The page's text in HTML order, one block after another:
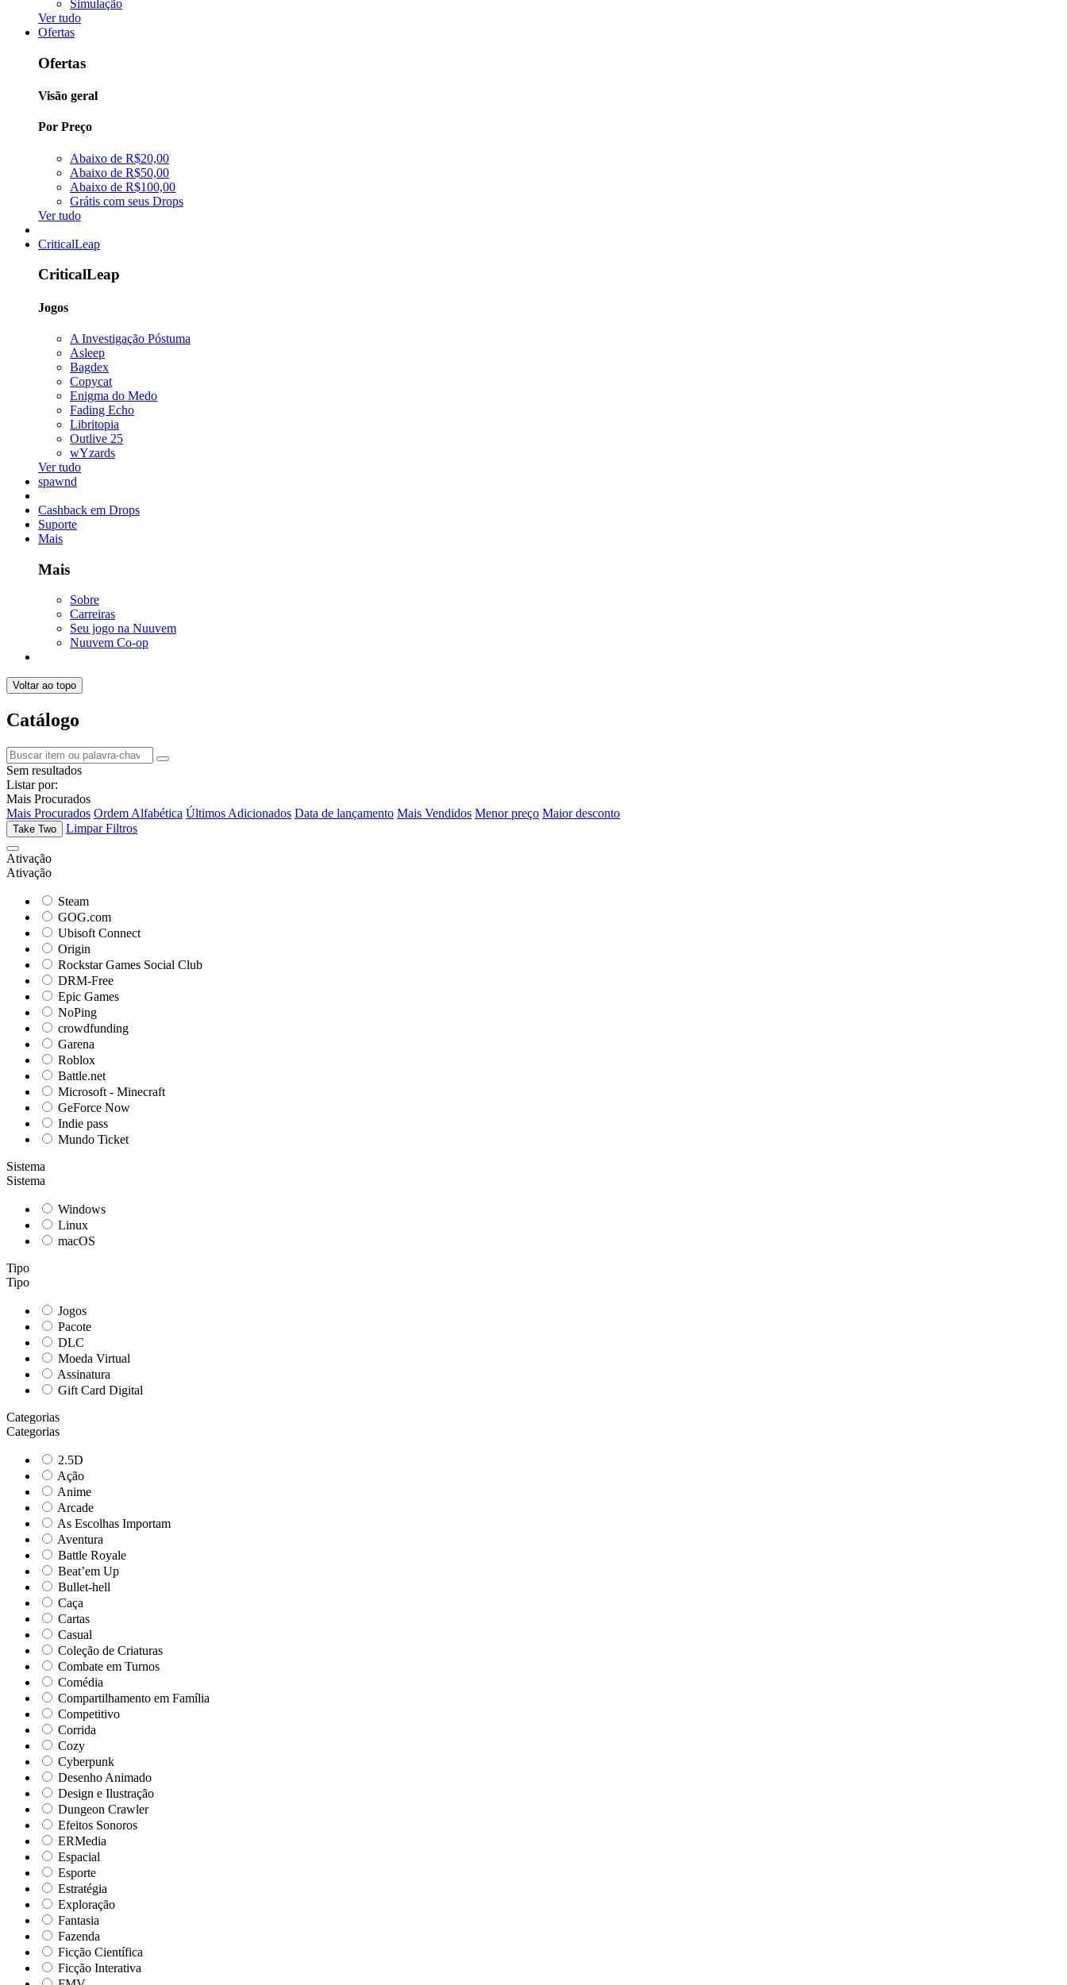
Simulação
Ver tudo
Ofertas
Ofertas
Visão geral
Por Preço
Abaixo de R$20,00
Abaixo de R$50,00
Abaixo de R$100,00
Grátis com seus Drops
Ver tudo
CriticalLeap
CriticalLeap
Jogos
A Investigação Póstuma
Asleep
Bagdex
Copycat
Enigma do Medo
Fading Echo
Libritopia
Outlive 25
wYzards
Ver tudo
spawnd
Cashback em Drops
Suporte
Mais
Mais
Sobre
Carreiras
Seu jogo na Nuuvem
Nuuvem Co-op
Voltar ao topo
Catálogo
Sem resultados
Listar por:
Mais Procurados
Mais Procurados Ordem Alfabética Últimos Adicionados Data de lançamento Mais Vendidos Menor preço Maior desconto
Take Two Limpar Filtros
Ativação
Ativação
Steam
GOG.com
Ubisoft Connect
Origin
Rockstar Games Social Club
DRM-Free
Epic Games
NoPing
crowdfunding
Garena
Roblox
Battle.net
Microsoft - Minecraft
GeForce Now
Indie pass
Mundo Ticket
Sistema
Sistema
Windows
Linux
macOS
Tipo
Tipo
Jogos
Pacote
DLC
Moeda Virtual
Assinatura
Gift Card Digital
Categorias
Categorias
2.5D
Ação
Anime
Arcade
As Escolhas Importam
Aventura
Battle Royale
Beat’em Up
Bullet-hell
Caça
Cartas
Casual
Coleção de Criaturas
Combate em Turnos
Comédia
Compartilhamento em Família
Competitivo
Corrida
Cozy
Cyberpunk
Desenho Animado
Design e Ilustração
Dungeon Crawler
Efeitos Sonoros
ERMedia
Espacial
Esporte
Estratégia
Exploração
Fantasia
Fazenda
Ficção Científica
Ficção Interativa